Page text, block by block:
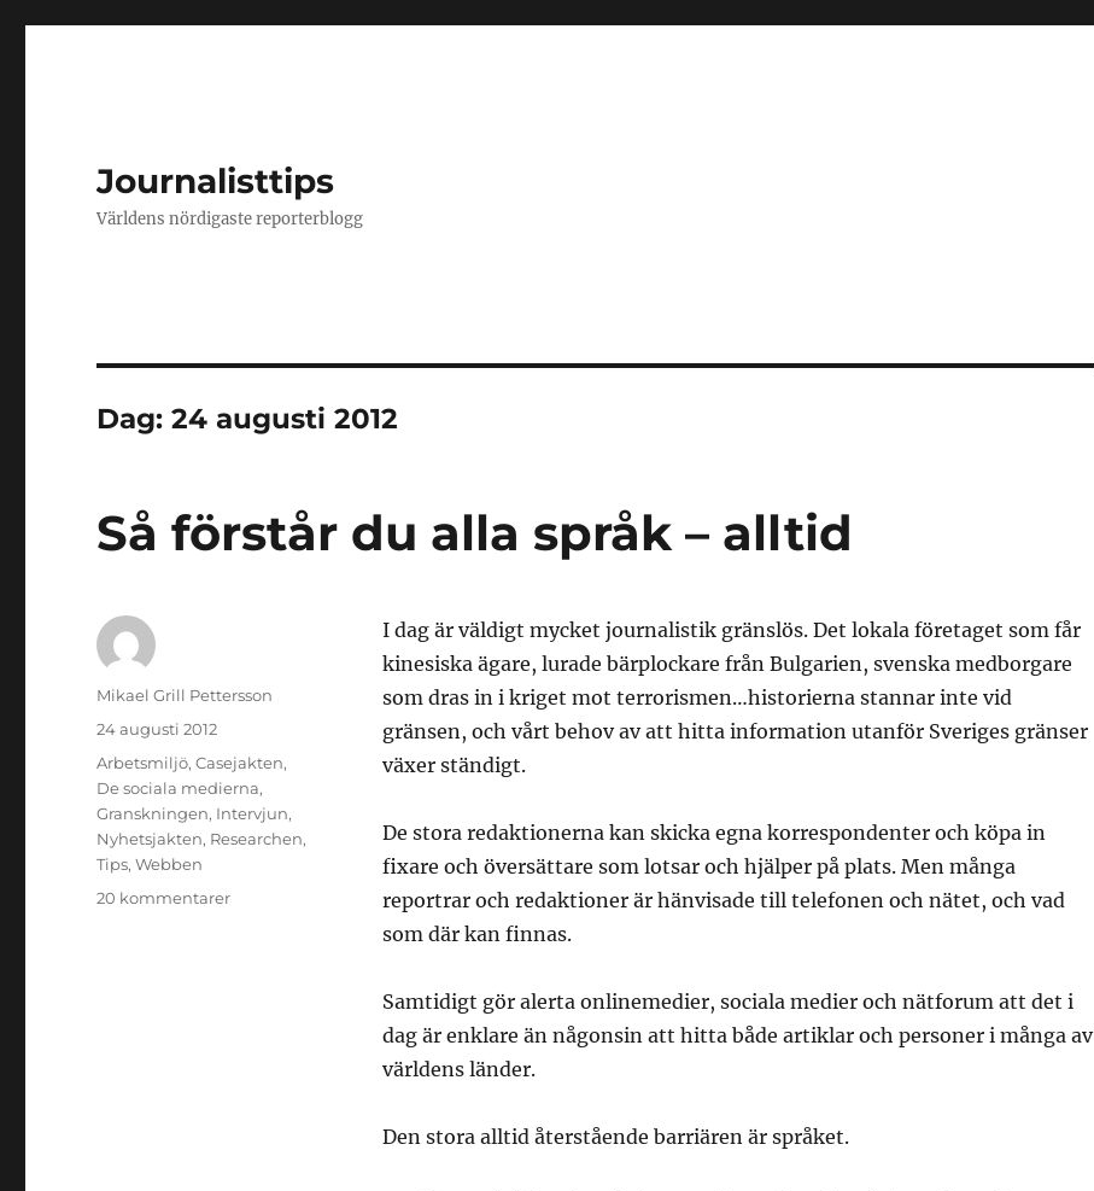
Journalisttips
Världens nördigaste reporterblogg
Dag:24 augusti 2012
Så förstår du alla språk – alltid
I dag är väldigt mycket journalistik gränslös. Det lokala företaget som får
kinesiska ägare, lurade bärplockare från Bulgarien, svenska medborgare
som dras in i kriget mot terrorismen…historierna stannar inte vid
gränsen, och vårt behov av att hitta information utanför Sveriges gränser
växer ständigt.
De stora redaktionerna kan skicka egna korrespondenter och köpa in
fixare och översättare som lotsar och hjälper på plats. Men många
reportrar och redaktioner är hänvisade till telefonen och nätet, och vad
som där kan finnas.
Samtidigt gör alerta onlinemedier, sociala medier och nätforum att det i
dag är enklare än någonsin att hitta både artiklar och personer i många av
världens länder.
Den stora alltid återstående barriären är språket.
Författare
Mikael Grill Pettersson
Publicerat
den
24 augusti 2012
Kategorier
Arbetsmiljö,Casejakten,
De sociala medierna,
Granskningen, Intervjun,
Nyhetsjakten, Researchen,
Tips,Webben
20 kommentarertill